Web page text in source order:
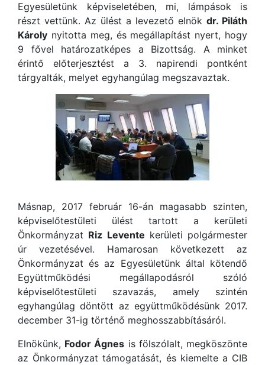
Egyesületünk képviseletében, mi, lámpások is
részt vettünk. Az ülést a levezető elnök dr. Piláth
Károly nyitotta meg, és megállapítást nyert, hogy
9 fővel határozatképes a Bizottság. A minket
érintő előterjesztést a 3. napirendi pontként
tárgyalták, melyet egyhangúlag megszavaztak.
Másnap, 2017 február 16-án magasabb szinten,
képviselőtestületi ülést tartott a kerületi
Önkormányzat Riz Levente kerületi polgármester
úr vezetésével. Hamarosan következett az
Önkormányzat és az Egyesületünk által kötendő
Együttműködési megállapodásról szóló
képviselőtestületi szavazás, amely szintén
egyhangúlag döntött az együttműködésünk 2017.
december 31-ig történő meghosszabbításáról.
Elnökünk, Fodor Ágnes is fölszólalt, megköszönte
az Önkormányzat támogatását, és kiemelte a CIB